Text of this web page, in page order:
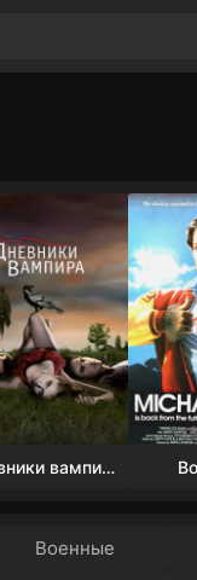
Дневники вампира (4 сезон)
Военные